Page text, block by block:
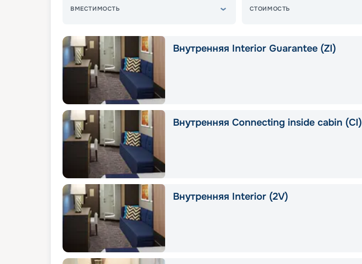
ВМЕСТИМОСТЬ СТОИМОСТЬ
Внутренняя Interior Guarantee (ZI)
Внутренняя Connecting inside cabin (CI)
Внутренняя Interior (2V)